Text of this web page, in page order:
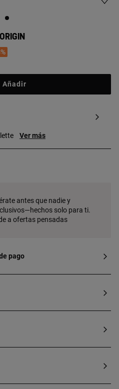
from
Añadir
Ver más
antes que nadie y
solo para ti.
a ofertas pensadas
pago